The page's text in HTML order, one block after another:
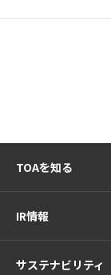
TOAを知る
IR情報
サステナビリティ